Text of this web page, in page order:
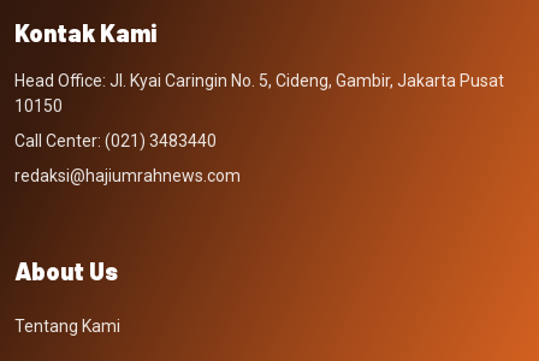
Kontak Kami
Head Office: Jl. Kyai Caringin No. 5, Cideng, Gambir, Jakarta Pusat
10150
Call Center: (021) 3483440
redaksi@hajiumrahnews.com
About Us
Tentang Kami